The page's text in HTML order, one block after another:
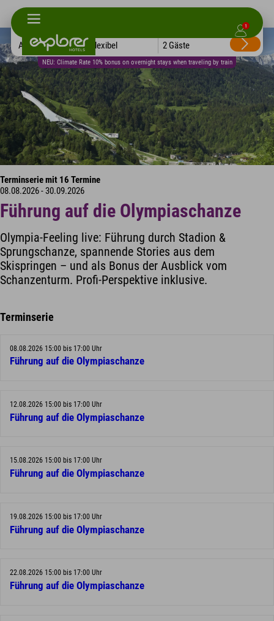
1
NEU: Climate Rate 10% bonus on overnight stays when traveling by train
Alle Hotels Flexibel 2 Gäste
Terminserie mit 16 Termine
08.08.2026 - 30.09.2026
Führung auf die Olympiaschanze
Olympia-Feeling live: Führung durch Stadion &
Sprungschanze, spannende Stories aus dem
Skispringen – und als Bonus der Ausblick vom
Schanzenturm. Profi-Perspektive inklusive.
Terminserie
08.08.2026 15:00 bis 17:00 Uhr
Führung auf die Olympiaschanze
12.08.2026 15:00 bis 17:00 Uhr
Führung auf die Olympiaschanze
15.08.2026 15:00 bis 17:00 Uhr
Führung auf die Olympiaschanze
19.08.2026 15:00 bis 17:00 Uhr
Führung auf die Olympiaschanze
22.08.2026 15:00 bis 17:00 Uhr
Führung auf die Olympiaschanze